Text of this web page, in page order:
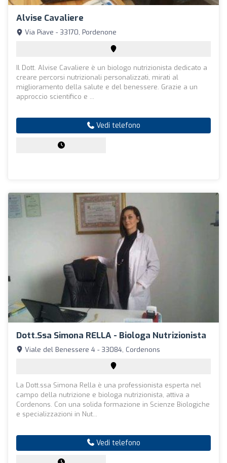
Alvise Cavaliere
Via Piave - 33170, Pordenone
Il Dott. Alvise Cavaliere è un biologo nutrizionista dedicato a
creare percorsi nutrizionali personalizzati, mirati al
miglioramento della salute e del benessere. Grazie a un
approccio scientifico e ...
Vedi telefono
Dott.ssa Simona RELLA - Biologa Nutrizionista
Viale del Benessere 4 - 33084, Cordenons
La Dott.ssa Simona Rella è una professionista esperta nel
campo della nutrizione e biologa nutrizionista, attiva a
Cordenons. Con una solida formazione in Scienze Biologiche
e specializzazioni in Nut...
Vedi telefono